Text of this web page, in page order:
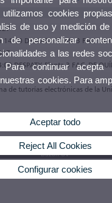
14:00 DESPATX Planta 3 FAC. DE
DESPATX Planta 3 FAC. DE
de tutorías electrónicas de la
Buzón UV
utilizamos cookies
de uso y medición de
personalizar
a las redes
Para continuar
cookies. Para
Aceptar todo
Reject All Cookies
Configurar cookies